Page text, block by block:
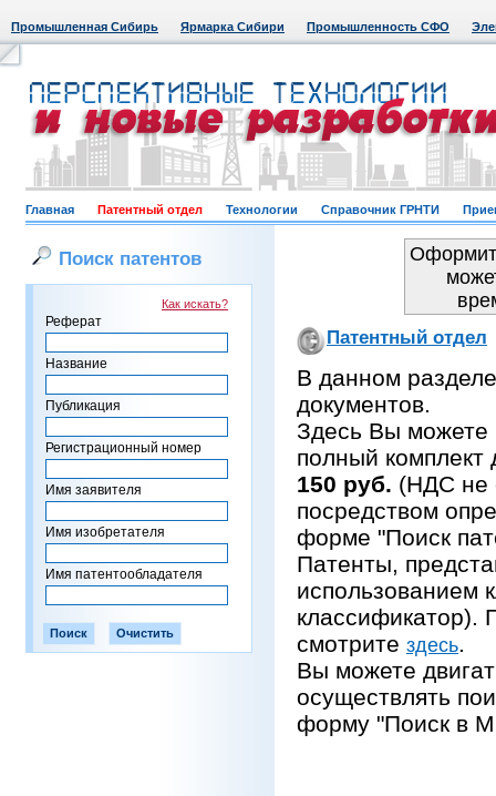
Промышленная Сибирь Ярмарка Сибири Промышленность СФО
Главная Патентный отдел Технологии Справочник ГРНТИ
Поиск патентов
Как искать?
Реферат
Название
Публикация
Регистрационный номер
Имя заявителя
Имя изобретателя
Имя патентообладателя
Патентный отдел
В данном
документов.
Здесь Вы можете
полный комплект
150 руб. (НДС не
посредством
форме "Поиск
Патенты,
использованием
классификатор).
смотрите здесь.
Вы можете
осуществлять
форму "Поиск в